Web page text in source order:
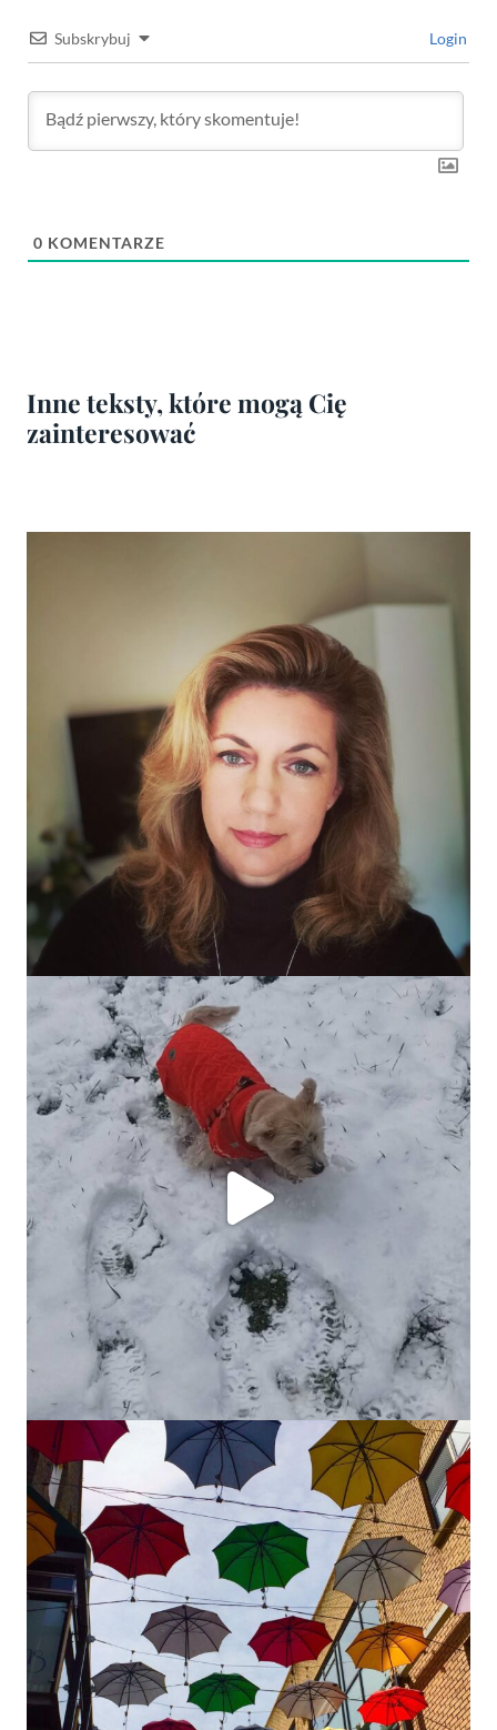
Subskrybuj Login
0 KOMENTARZE
Inne teksty, które mogą Cię
zainteresować